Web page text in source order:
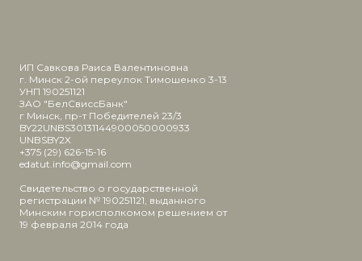
ИП Савкова Раиса Валентиновна
г. Минск 2-ой переулок Тимошенко 3-13
УНП 190251121
ЗАО "БелСвиссБанк"
г Минск, пр-т Победителей 23/3
BY22UNBS30131144900050000933
UNBSBY2X
+375 (29) 626-15-16
edatut.info@gmail.com
Свидетельство о государственной
регистрации № 190251121, выданного
Минским горисполкомом решением от
19 февраля 2014 года